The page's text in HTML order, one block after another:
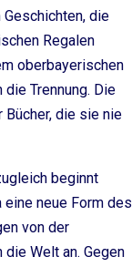
die
Regalen
oberbayerischen
Trennung. Die
die sie nie
beginnt
neue Form des
von der
Welt an. Gegen